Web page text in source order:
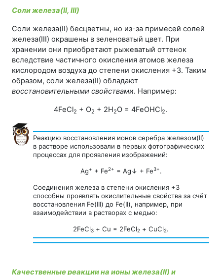
Соли железа(II, III)
Соли железа(II) бесцветны, но из-за примесей солей
железа(III) окрашены в зеленоватый цвет. При
хранении они приобретают рыжеватый оттенок
вследствие частичного окисления атомов железа
кислородом воздуха до степени окисления +3. Таким
образом, соли железа(II) обладают
восстановительными свойствами. Например:
4FeCl2 + O2 + 2H2O = 4FeOHCl2.
Реакцию восстановления ионов серебра железом(II)
в растворе использовали в первых фотографических
процессах для проявления изображений:
Ag+ + Fe2+ = Ag↓ + Fe3+.
Соединения железа в степени окисления +3
способны проявлять окислительные свойства за счёт
восстановления Fe(III) до Fe(II), например, при
взаимодействии в растворах с медью:
2FeCl3 + Сu = 2FeCl2 + СuСl2.
Качественные реакции на ионы железа(II) и